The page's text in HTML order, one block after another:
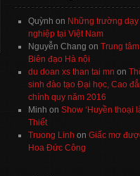
Quỳnh on Những trường
nghiệp tại Việt Nam
Nguyễn Chang on Trung
Biên đạo Hà nội
du doan xs than tai mn on
sinh đào tạo Đại học, Cao
chính quy năm 2016
Minh on Show ‘Huyền thoại
Thiết
Truong Linh on Giấc mơ
Hoa Đức Công